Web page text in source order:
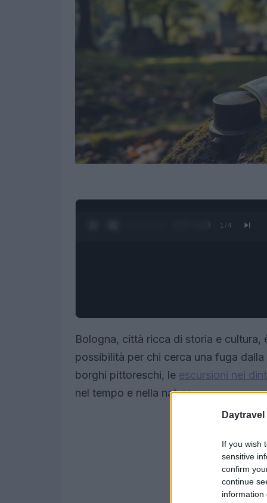
Daytravel
If you wish
sensitive
confirm
continue
information
0:28 / 1:23 1 /4
Bologna, città ricca di storia e
possibilità per chi cerca una fuga
borghi pittoreschi, le escursioni nei
nel tempo e nella natura.